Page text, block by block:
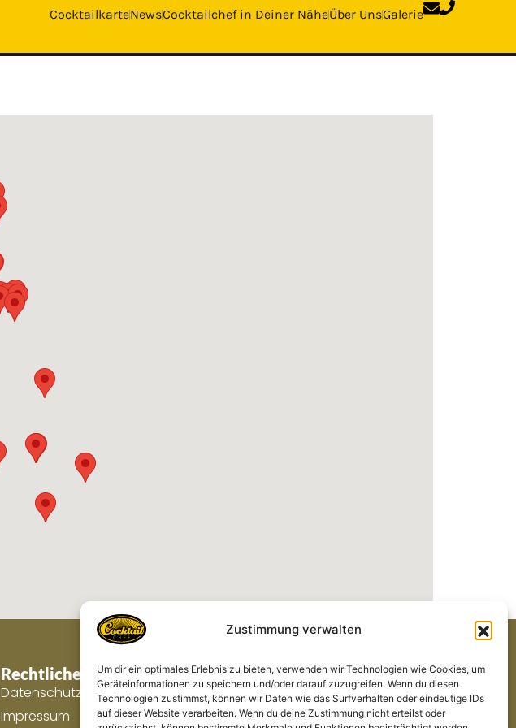
Zustimmung verwalten
Um dir ein optimales Erlebnis zu bieten, verwenden wir Technologien wie Cookies, um
Geräteinformationen zu speichern und/oder darauf zuzugreifen. Wenn du diesen
Technologien zustimmst, können wir Daten wie das Surfverhalten oder eindeutige IDs
auf dieser Website verarbeiten. Wenn du deine Zustimmung nicht erteilst oder
CocktailkarteNewsCocktailchef in Deiner NäheÜber UnsGalerie
Rechtliches
Datenschutzerklärung
Impressum
Alle Links
Cocktailkarte
News